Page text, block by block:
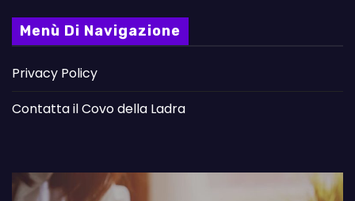
Menù Di Navigazione
Privacy Policy
Contatta il Covo della Ladra